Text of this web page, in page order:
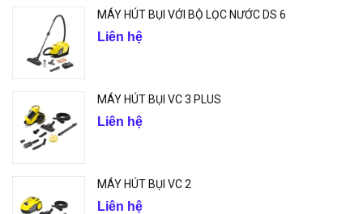
MÁY HÚT BỤI VỚI BỘ LỌC NƯỚC DS 6
Liên hệ
MÁY HÚT BỤI VC 3 PLUS
Liên hệ
MÁY HÚT BỤI VC 2
Liên hệ